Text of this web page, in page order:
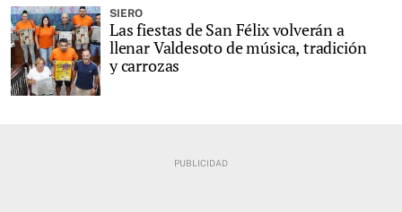
SIERO
Las fiestas de San Félix volverán a
llenar Valdesoto de música, tradición
y carrozas